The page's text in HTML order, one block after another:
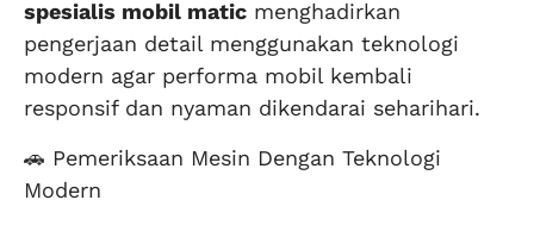
spesialis mobil matic menghadirkan
pengerjaan detail menggunakan teknologi
modern agar performa mobil kembali
responsif dan nyaman dikendarai seharihari.
🚗 Pemeriksaan Mesin Dengan Teknologi
Modern